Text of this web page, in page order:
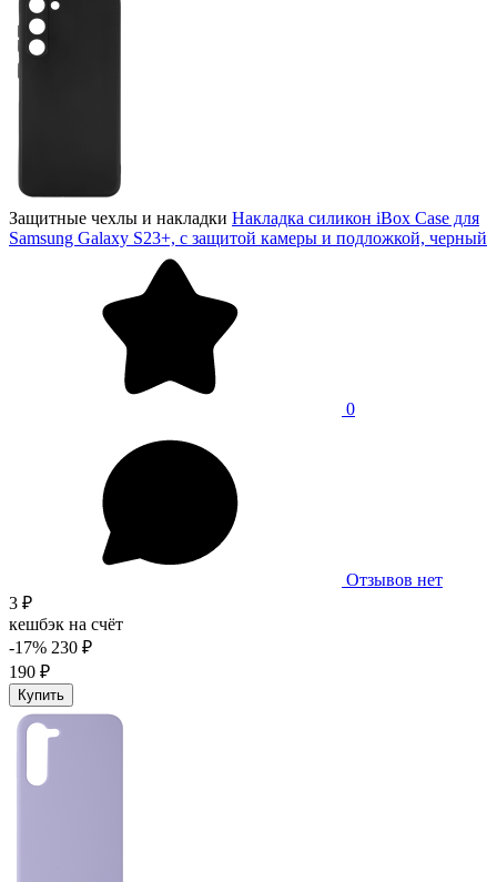
Защитные чехлы и накладки Накладка силикон iBox Case для
Samsung Galaxy S23+, с защитой камеры и подложкой, черный
0
Отзывов нет
3 ₽
кешбэк на счёт
-17% 230 ₽
190 ₽
Купить